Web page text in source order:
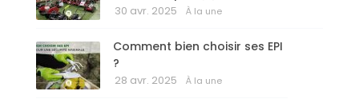
30 avr. 2025 À la une
Comment bien choisir ses EPI
?
28 avr. 2025 À la une